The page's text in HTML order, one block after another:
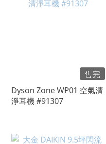
售完
Dyson Zone WP01 空氣清
淨耳機 #91307